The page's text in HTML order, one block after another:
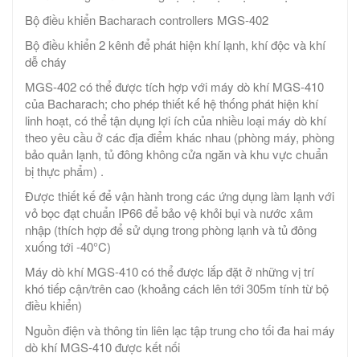
Bộ điều khiển Bacharach controllers MGS-402
Bộ điều khiển 2 kênh để phát hiện khí lạnh, khí độc và khí
dễ cháy
MGS-402 có thể được tích hợp với máy dò khí MGS-410
của Bacharach; cho phép thiết kế hệ thống phát hiện khí
linh hoạt, có thể tận dụng lợi ích của nhiều loại máy dò khí
theo yêu cầu ở các địa điểm khác nhau (phòng máy, phòng
bảo quản lạnh, tủ đông không cửa ngăn và khu vực chuẩn
bị thực phẩm) .
Được thiết kế để vận hành trong các ứng dụng làm lạnh với
vỏ bọc đạt chuẩn IP66 để bảo vệ khỏi bụi và nước xâm
nhập (thích hợp để sử dụng trong phòng lạnh và tủ đông
xuống tới -40°C)
Máy dò khí MGS-410 có thể được lắp đặt ở những vị trí
khó tiếp cận/trên cao (khoảng cách lên tới 305m tính từ bộ
điều khiển)
Nguồn điện và thông tin liên lạc tập trung cho tối đa hai máy
dò khí MGS-410 được kết nối